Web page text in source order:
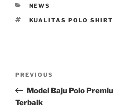
CATEGORIES
NEWS
TAGS
KUALITAS POLO
Previous
Post
PREVIOUS
Model Baju Polo
Terbaik